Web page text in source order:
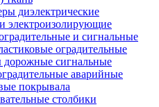
диэлектрические
электроизолирующие
и сигнальные
оградительные
дорожные сигнальные
аварийные
покрывала
столбики